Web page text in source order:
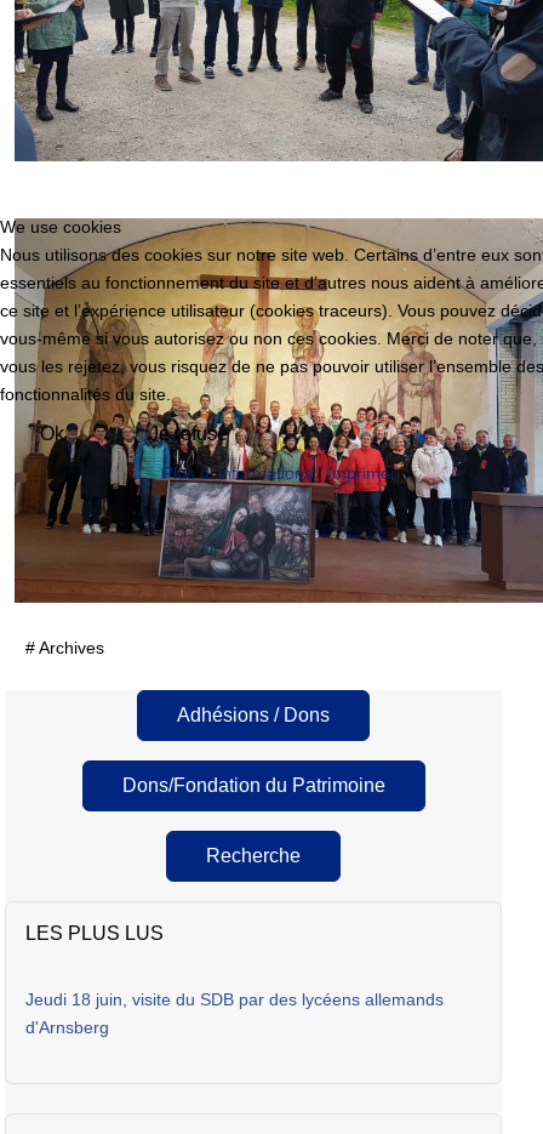
# Archives
Adhésions / Dons
Dons/Fondation du Patrimoine
Recherche
LES PLUS LUS
Jeudi 18 juin, visite du SDB par des lycéens allemands
d'Arnsberg
We use cookies
Nous utilisons des cookies sur notre site web. Certains d’entre eux
essentiels au fonctionnement du site et d’autres nous aident à
ce site et l’expérience utilisateur (cookies traceurs). Vous pouvez
vous-même si vous autorisez ou non ces cookies. Merci de noter que,
vous les rejetez, vous risquez de ne pas pouvoir utiliser l’ensemble des
fonctionnalités du site.
Ok Je refuse
Plus d' informations|Imprimer